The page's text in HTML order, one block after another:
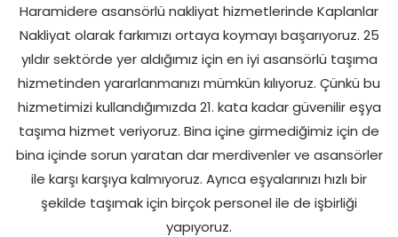
Haramidere asansörlü nakliyat hizmetlerinde Kaplanlar
Nakliyat olarak farkımızı ortaya koymayı başarıyoruz. 25
yıldır sektörde yer aldığımız için en iyi asansörlü taşıma
hizmetinden yararlanmanızı mümkün kılıyoruz. Çünkü bu
hizmetimizi kullandığımızda 21. kata kadar güvenilir eşya
taşıma hizmet veriyoruz. Bina içine girmediğimiz için de
bina içinde sorun yaratan dar merdivenler ve asansörler
ile karşı karşıya kalmıyoruz. Ayrıca eşyalarınızı hızlı bir
şekilde taşımak için birçok personel ile de işbirliği
yapıyoruz.